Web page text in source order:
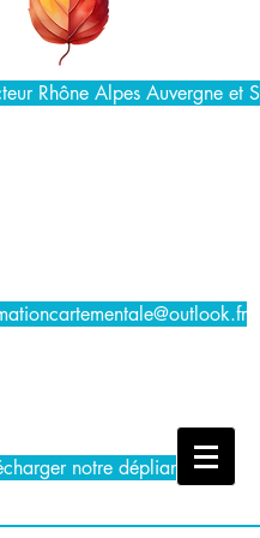
Rhône Alpes Auvergne et
notre dépliant PDF